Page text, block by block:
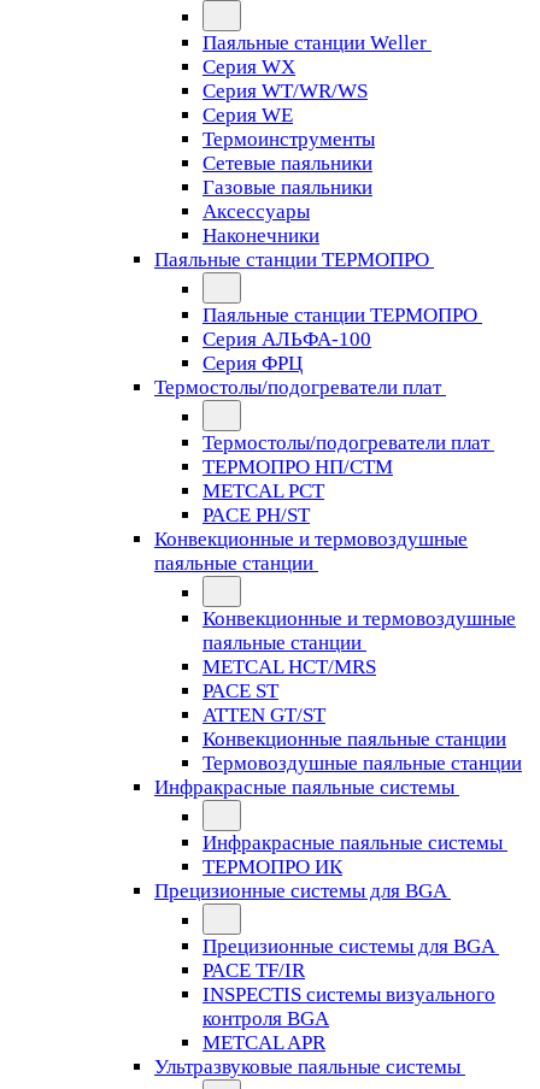
Паяльные станции Weller
Серия WX
Серия WT/WR/WS
Серия WE
Термоинструменты
Сетевые паяльники
Газовые паяльники
Аксессуары
Наконечники
Паяльные станции ТЕРМОПРО
Паяльные станции ТЕРМОПРО
Серия АЛЬФА-100
Серия ФРЦ
Термостолы/подогреватели плат
Термостолы/подогреватели плат
ТЕРМОПРО НП/СТМ
METCAL PCT
PACE PH/ST
Конвекционные и термовоздушные
паяльные станции
Конвекционные и термовоздушные
паяльные станции
METCAL HCT/MRS
PACE ST
ATTEN GT/ST
Конвекционные паяльные станции
Термовоздушные паяльные станции
Инфракрасные паяльные системы
Инфракрасные паяльные системы
ТЕРМОПРО ИК
Прецизионные системы для BGA
Прецизионные системы для BGA
PACE TF/IR
INSPECTIS системы визуального
контроля BGA
METCAL APR
Ультразвуковые паяльные системы